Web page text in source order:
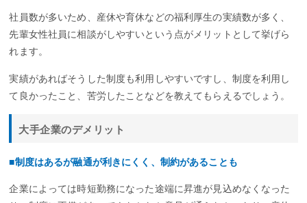
社員数が多いため、産休や育休などの福利厚生の実績数が多く、
先輩女性社員に相談がしやすいという点がメリットとして挙げら
れます。
実績があればそうした制度も利用しやすいですし、制度を利用し
て良かったこと、苦労したことなどを教えてもらえるでしょう。
大手企業のデメリット
■制度はあるが融通が利きにくく、制約があることも
企業によっては時短勤務になった途端に昇進が見込めなくなった